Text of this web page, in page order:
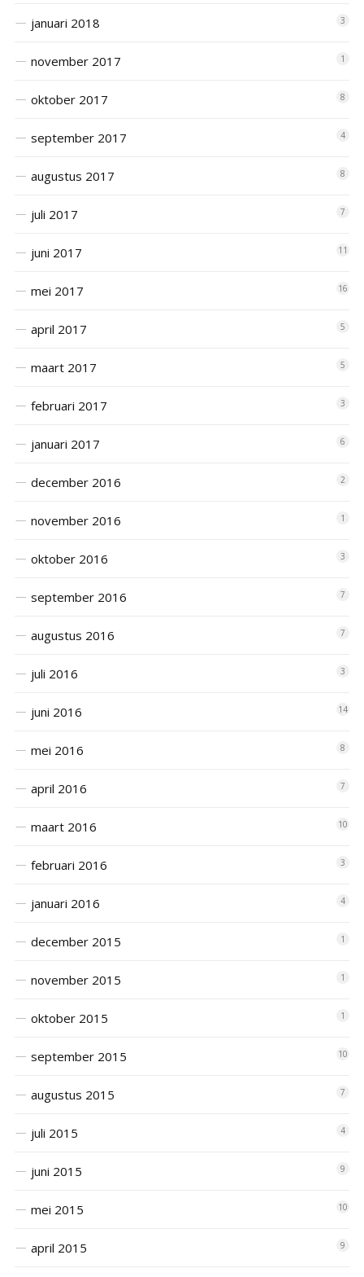
januari 2018 3
november 2017 1
oktober 2017 8
september 2017 4
augustus 2017 8
juli 2017 7
juni 2017 11
mei 2017 16
april 2017 5
maart 2017 5
februari 2017 3
januari 2017 6
december 2016 2
november 2016 1
oktober 2016 3
september 2016 7
augustus 2016 7
juli 2016 3
juni 2016 14
mei 2016 8
april 2016 7
maart 2016 10
februari 2016 3
januari 2016 4
december 2015 1
november 2015 1
oktober 2015 1
september 2015 10
augustus 2015 7
juli 2015 4
juni 2015 9
mei 2015 10
april 2015 9